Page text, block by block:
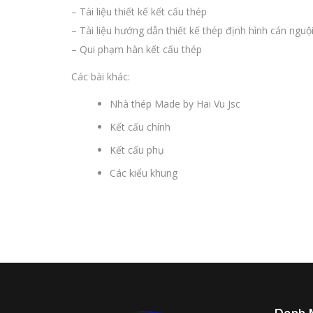
– Tài liệu thiết kế kết cấu thép
– Tài liệu hướng dẫn thiết kế thép định hình cán nguội
– Qui phạm hàn kết cấu thép
Các bài khác:
Nhà thép Made by Hai Vu Jsc
Kết cấu chính
Kết cấu phụ
Các kiểu khung